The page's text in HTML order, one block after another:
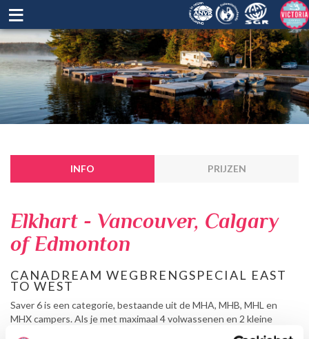
≡
INFO PRIJZEN
Elkhart - Vancouver, Calgary
of Edmonton
CANADREAM WEGBRENGSPECIAL EAST
TO WEST
Saver 6 is een categorie, bestaande uit de MHA, MHB, MHL en
MHX campers. Als je met maximaal 4 volwassenen en 2 kleine
kinderen bent en je kiest voor deze categorie, krijg je één van